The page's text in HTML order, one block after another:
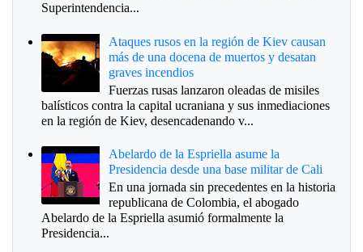
Superintendencia...
Ataques rusos en la región de Kiev causan
más de una docena de muertos y desatan
graves incendios
Fuerzas rusas lanzaron oleadas de misiles
balísticos contra la capital ucraniana y sus inmediaciones
en la región de Kiev, desencadenando v...
Abelardo de la Espriella asume la
Presidencia desde una base militar de Cali
En una jornada sin precedentes en la historia
republicana de Colombia, el abogado
Abelardo de la Espriella asumió formalmente la
Presidencia...